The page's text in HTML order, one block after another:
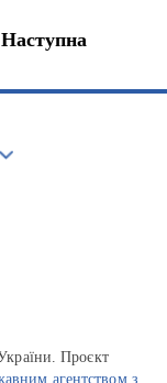
Наступна
Проєкт
агентством з